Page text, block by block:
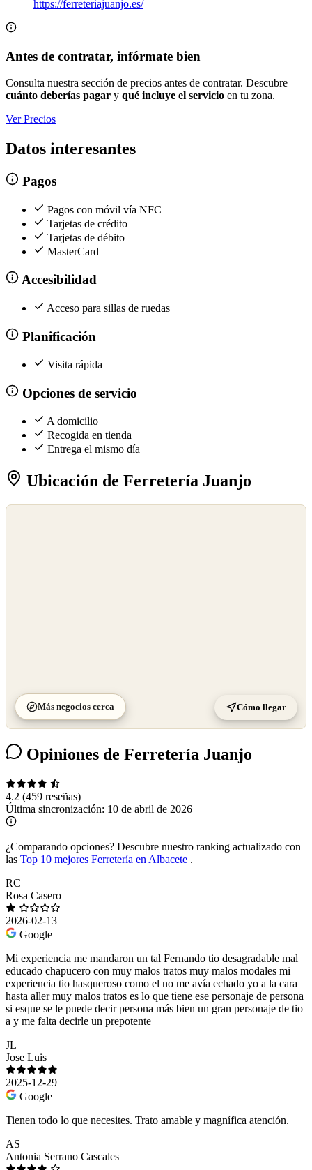
https://ferreteriajuanjo.es/
Antes de contratar, infórmate bien
Consulta nuestra sección de precios antes de contratar. Descubre
cuánto deberías pagar y qué incluye el servicio en tu zona.
Ver Precios
Datos interesantes
Pagos
Pagos con móvil vía NFC
Tarjetas de crédito
Tarjetas de débito
MasterCard
Accesibilidad
Acceso para sillas de ruedas
Planificación
Visita rápida
Opciones de servicio
A domicilio
Recogida en tienda
Entrega el mismo día
Ubicación de Ferretería Juanjo
Más negocios cerca Cómo llegar
Opiniones de Ferretería Juanjo
4.2 (459 reseñas)
Última sincronización: 10 de abril de 2026
¿Comparando opciones? Descubre nuestro ranking actualizado con
las Top 10 mejores Ferretería en Albacete .
RC
Rosa Casero
2026-02-13
Google
Mi experiencia me mandaron un tal Fernando tio desagradable mal
educado chapucero con muy malos tratos muy malos modales mi
experiencia tio hasqueroso como el no me avía echado yo a la cara
hasta aller muy malos tratos es lo que tiene ese personaje de persona
si esque se le puede decir persona más bien un gran personaje de tio
a y me falta decirle un prepotente
JL
Jose Luis
2025-12-29
Google
Tienen todo lo que necesites. Trato amable y magnífica atención.
AS
Antonia Serrano Cascales